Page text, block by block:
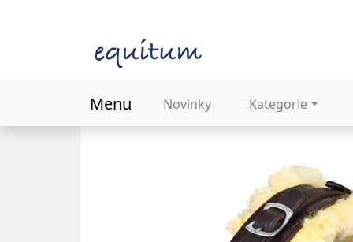
Menu Novinky Kategorie